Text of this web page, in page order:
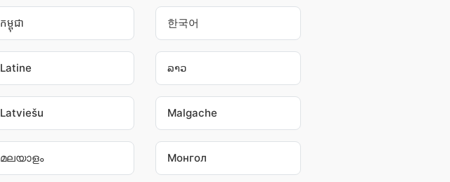
កម្ពុជា 한국어
Latine ລາວ
Latviešu Malgache
മലയാളം Монгол